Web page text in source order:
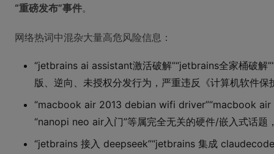
“重磅发布”事件。
网络热词中混杂大量高危风险信息：
“jetbrains ai assistant激活破解”“jetbrains全家桶破解
版、逆向、未授权分发行为，严重违反《计算机软件
“macbook air 2013 debian wifi driver”“macbook air
“nanopi neo air入门”等属完全无关的硬件/嵌入式话
“jetbrains 接入 deepseek”“jetbrains 集成